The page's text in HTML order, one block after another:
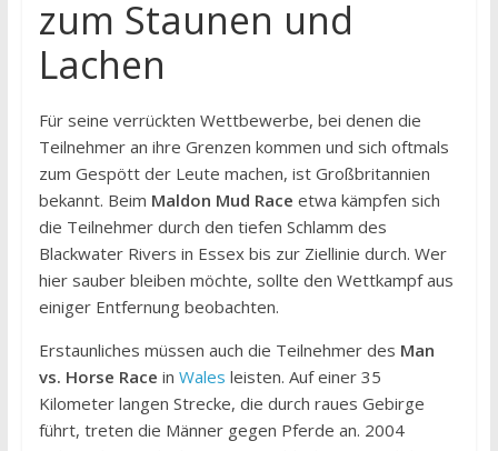
zum Staunen und
Lachen
Für seine verrückten Wettbewerbe, bei denen die
Teilnehmer an ihre Grenzen kommen und sich oftmals
zum Gespött der Leute machen, ist Großbritannien
bekannt. Beim Maldon Mud Race etwa kämpfen sich
die Teilnehmer durch den tiefen Schlamm des
Blackwater Rivers in Essex bis zur Ziellinie durch. Wer
hier sauber bleiben möchte, sollte den Wettkampf aus
einiger Entfernung beobachten.
Erstaunliches müssen auch die Teilnehmer des Man
vs. Horse Race in Wales leisten. Auf einer 35
Kilometer langen Strecke, die durch raues Gebirge
führt, treten die Männer gegen Pferde an. 2004